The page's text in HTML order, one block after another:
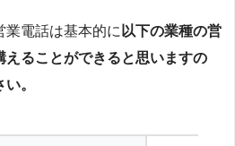
業電話は基本的に 以下の業種の営
ることができると思いますの
。